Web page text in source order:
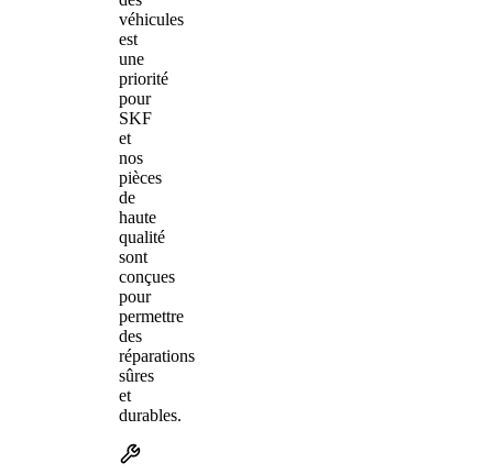
véhicules
est
une
priorité
pour
SKF
et
nos
pièces
de
haute
qualité
sont
conçues
pour
permettre
des
réparations
sûres
et
durables.